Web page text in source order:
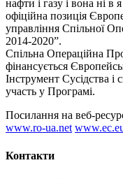
нафти і газу і вона ні
офіційна позиція
управління Спільної
2014-2020”.
Спільна Операційна
фінансується
Інструмент Сусідства і
участь у Програмі.
Посилання на веб-
www.ro-ua.net
Контакти